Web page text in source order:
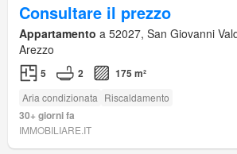
Consultare il prezzo
Appartamento a 52027, San Giovanni
Arezzo
5 2 175 m²
Aria condizionata Riscaldamento
30+ giorni fa
IMMOBILIARE.IT